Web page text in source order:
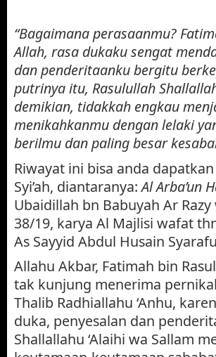
“Bagaimana perasaanmu?
Allah, rasa dukaku sengat
dan penderitaanku bergitu
putrinya itu, Rasulullah
demikian, tidakkah engkau
menikahkanmu dengan lelaki
berilmu dan paling besar
Riwayat ini bisa anda
Syi’ah, diantaranya:Al Arba’un
Ubaidillah bn Babuyah Ar
38/19, karya Al Majlisi wafat
As Sayyid Abdul Husain
Allahu Akbar, Fatimah bin
tak kunjung menerima
Thalib Radhiallahu ‘Anhu,
duka, penyesalan dan
Shallallahu ‘Alaihi wa Sallam